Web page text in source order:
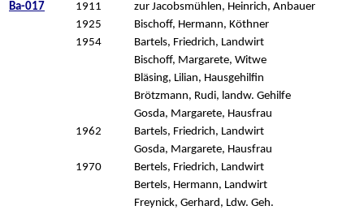
Ba-017 1911
zur Jacobsmühlen, Heinrich, Anbauer
1925
Bischoff, Hermann, Köthner
1954
Bartels, Friedrich, Landwirt
Bischoff, Margarete, Witwe
Bläsing, Lilian, Hausgehilfin
Brötzmann, Rudi, landw. Gehilfe
Gosda, Margarete, Hausfrau
1962
Bartels, Friedrich, Landwirt
Gosda, Margarete, Hausfrau
1970
Bertels, Friedrich, Landwirt
Bertels, Hermann, Landwirt
Freynick, Gerhard, Ldw. Geh.